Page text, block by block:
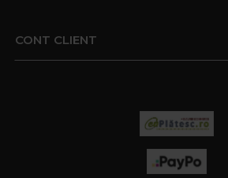
CONT CLIENT